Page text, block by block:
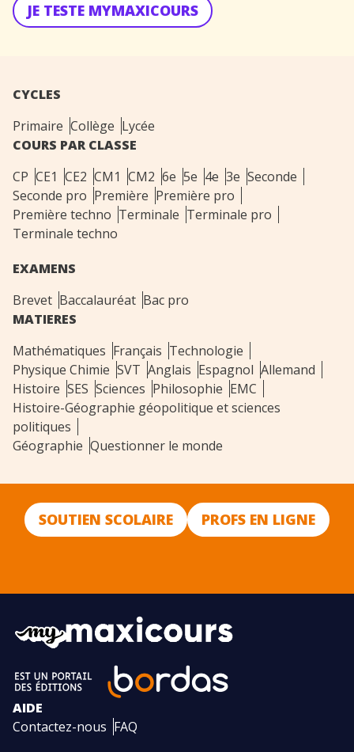
JE TESTE MYMAXICOURS
CYCLES
Primaire Collège Lycée
COURS PAR CLASSE
CP CE1 CE2 CM1 CM2 6e 5e 4e 3e Seconde
Seconde pro Première Première pro
Première techno Terminale Terminale pro
Terminale techno
EXAMENS
Brevet Baccalauréat Bac pro
MATIERES
Mathématiques Français Technologie
Physique Chimie SVT Anglais Espagnol Allemand
Histoire SES Sciences Philosophie EMC
Histoire-Géographie géopolitique et sciences
politiques
Géographie Questionner le monde
SOUTIEN SCOLAIRE PROFS EN LIGNE
AIDE
Contactez-nous FAQ